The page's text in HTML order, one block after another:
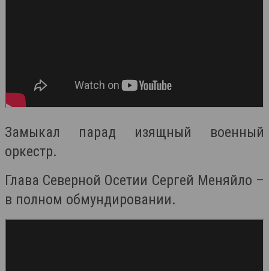
Замыкал парад изящный военный
оркестр.
Глава Северной Осетии Сергей Меняйло –
в полном обмундировании.